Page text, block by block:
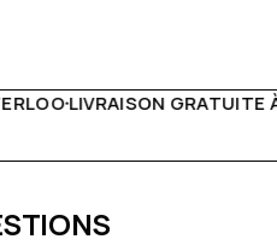
À PARTIR DE 150€LIVE